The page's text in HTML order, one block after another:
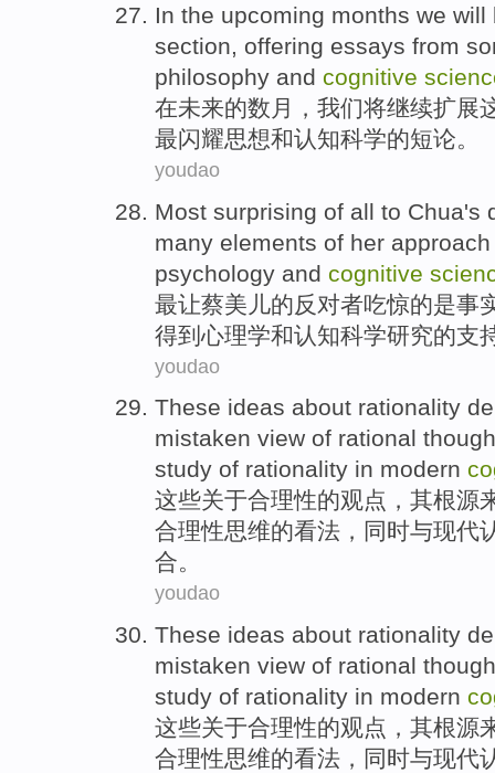
In the upcoming months we will
section, offering essays from
philosophy and cognitive
在未来的数月， 我们将继续扩展
最闪耀思想和认知科学的短论。
youdao
Most surprising of all to Chua's
many elements of her approach
psychology and cognitive
最让蔡美儿的反对者吃惊的是事
得到心理学和认知科学研究的支
youdao
These ideas about rationality
mistaken view of rational
study of rationality in modern
这些关于合理性的观点 ，其根源
合理性思维的看法，同时与现代
合。
youdao
These ideas about rationality
mistaken view of rational
study of rationality in modern
这些关于合理性的观点 ，其根源
合理性思维的看法，同时与现代